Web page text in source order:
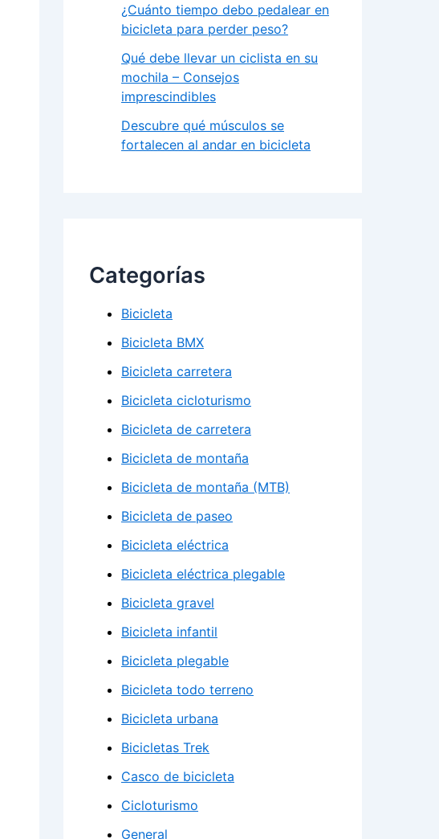
¿Cuánto tiempo debo pedalear en
bicicleta para perder peso?
Qué debe llevar un ciclista en su
mochila – Consejos
imprescindibles
Descubre qué músculos se
fortalecen al andar en bicicleta
Categorías
Bicicleta
Bicicleta BMX
Bicicleta carretera
Bicicleta cicloturismo
Bicicleta de carretera
Bicicleta de montaña
Bicicleta de montaña (MTB)
Bicicleta de paseo
Bicicleta eléctrica
Bicicleta eléctrica plegable
Bicicleta gravel
Bicicleta infantil
Bicicleta plegable
Bicicleta todo terreno
Bicicleta urbana
Bicicletas Trek
Casco de bicicleta
Cicloturismo
General